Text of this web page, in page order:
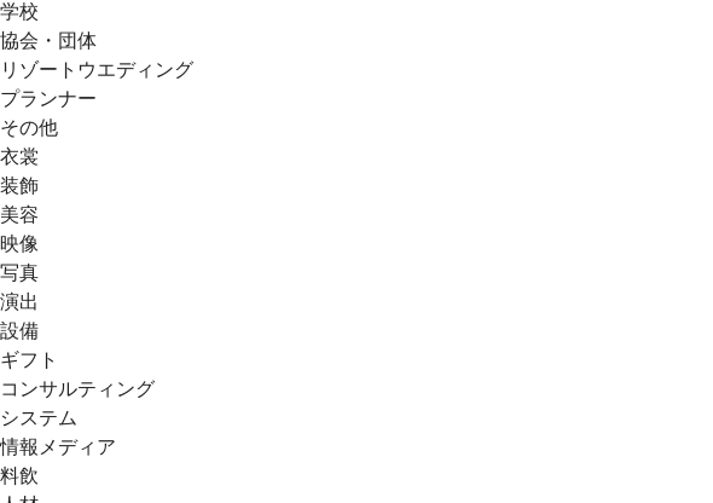
学校
協会・団体
リゾートウエディング
プランナー
その他
衣裳
装飾
美容
映像
写真
演出
設備
ギフト
コンサルティング
システム
情報メディア
料飲